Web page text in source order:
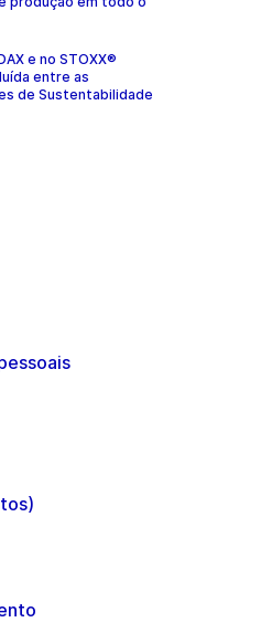
e no STOXX®
entre as
de Sustentabilidade